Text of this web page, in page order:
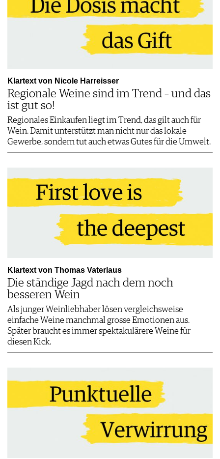
Klartext von Nicole Harreisser
Regionale Weine sind im Trend – und das
ist gut so!
Regionales Einkaufen liegt im Trend, das gilt auch für
Wein. Damit unterstützt man nicht nur das lokale
Gewerbe, sondern tut auch etwas Gutes für die Umwelt.
Klartext von Thomas Vaterlaus
Die ständige Jagd nach dem noch
besseren Wein
Als junger Weinliebhaber lösen vergleichsweise
einfache Weine manchmal grosse Emotionen aus.
Später braucht es immer spektakulärere Weine für
diesen Kick.